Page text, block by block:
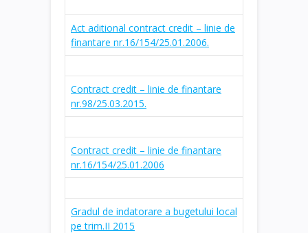
Act aditional contract credit – linie de
finantare nr.16/154/25.01.2006.
Contract credit – linie de finantare
nr.98/25.03.2015.
Contract credit – linie de finantare
nr.16/154/25.01.2006
Gradul de indatorare a bugetului local
pe trim.II 2015